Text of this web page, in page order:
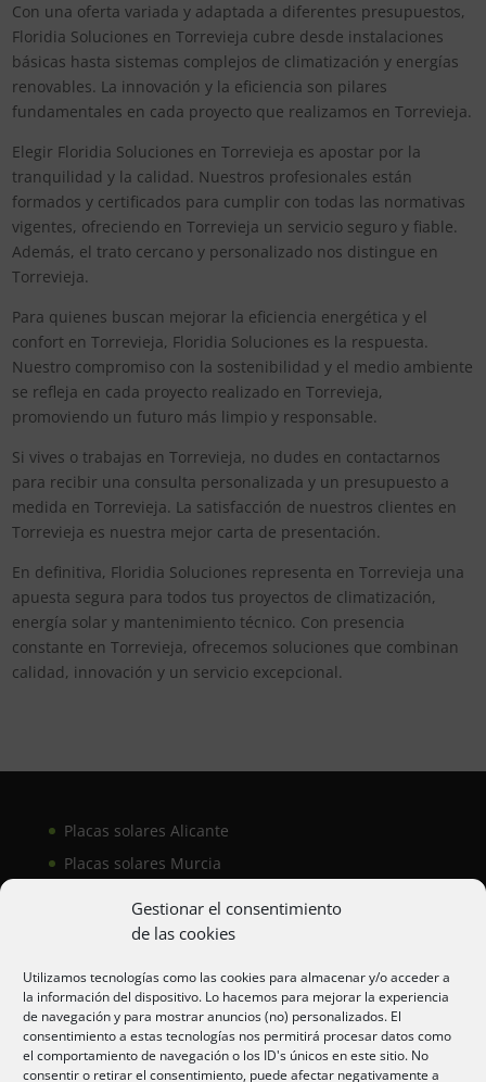
Gestionar el consentimiento
de las cookies
Utilizamos tecnologías como las cookies para almacenar y/o acceder a
la información del dispositivo. Lo hacemos para mejorar la experiencia
de navegación y para mostrar anuncios (no) personalizados. El
consentimiento a estas tecnologías nos permitirá procesar datos como
el comportamiento de navegación o los ID's únicos en este sitio. No
consentir o retirar el consentimiento, puede afectar negativamente a
Con una oferta variada y adaptada a diferentes presupuestos,
Floridia Soluciones en Torrevieja cubre desde instalaciones
básicas hasta sistemas complejos de climatización y energías
renovables. La innovación y la eficiencia son pilares
fundamentales en cada proyecto que realizamos en Torrevieja.
Elegir Floridia Soluciones en Torrevieja es apostar por la
tranquilidad y la calidad. Nuestros profesionales están
formados y certificados para cumplir con todas las normativas
vigentes, ofreciendo en Torrevieja un servicio seguro y fiable.
Además, el trato cercano y personalizado nos distingue en
Torrevieja.
Para quienes buscan mejorar la eficiencia energética y el
confort en Torrevieja, Floridia Soluciones es la respuesta.
Nuestro compromiso con la sostenibilidad y el medio ambiente
se refleja en cada proyecto realizado en Torrevieja,
promoviendo un futuro más limpio y responsable.
Si vives o trabajas en Torrevieja, no dudes en contactarnos
para recibir una consulta personalizada y un presupuesto a
medida en Torrevieja. La satisfacción de nuestros clientes en
Torrevieja es nuestra mejor carta de presentación.
En definitiva, Floridia Soluciones representa en Torrevieja una
apuesta segura para todos tus proyectos de climatización,
energía solar y mantenimiento técnico. Con presencia
constante en Torrevieja, ofrecemos soluciones que combinan
calidad, innovación y un servicio excepcional.
Placas solares Alicante
Placas solares Murcia
Aire acondicionado Alicante
Aire acondicionador Murcia
Aire acondicionado San Juan